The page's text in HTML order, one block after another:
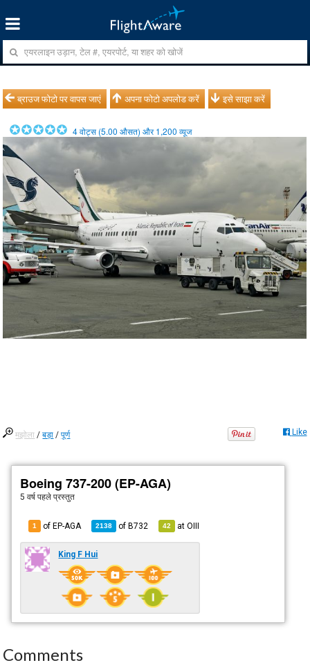
ब्राउज फोटो पर वापस जाएं अपना फोटो अपलोड करें इसे साझा करें
4वोट्स (5.00 औसत) और1,200 व्यूज
मझोला /बड़ा /पूर्ण Like
Boeing 737-200 (EP-AGA)
5 वर्ष पहले प्रस्तुत
1 of EP-AGA 2138 ofB732 42 atOIII
King F Hui
Comments